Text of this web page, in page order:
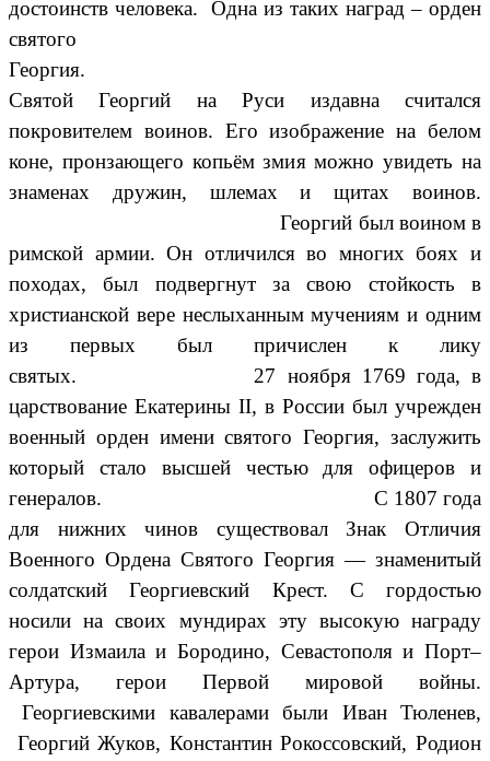
достоинств человека. Одна из таких наград – орден
святого
Святой Георгий на Руси издавна считался
покровителем воинов. Его изображение на белом
коне, пронзающего копьём змия можно увидеть на
знаменах дружин, шлемах и щитах воинов.
Георгий был воином в
римской армии. Он отличился во многих боях и
походах, был подвергнут за свою стойкость в
христианской вере неслыханным мучениям и одним
из первых был причислен к лику
святых. 27 ноября 1769 года, в
царствование Екатерины II, в России был учрежден
военный орден имени святого Георгия, заслужить
который стало высшей честью для офицеров и
генералов. С 1807 года
для нижних чинов существовал Знак Отличия
Военного Ордена Святого Георгия — знаменитый
солдатский Георгиевский Крест. С гордостью
носили на своих мундирах эту высокую награду
герои Измаила и Бородино, Севастополя и Порт–
Артура, герои Первой мировой войны.
Георгиевскими кавалерами были Иван Тюленев,
Георгий Жуков, Константин Рокоссовский, Родион